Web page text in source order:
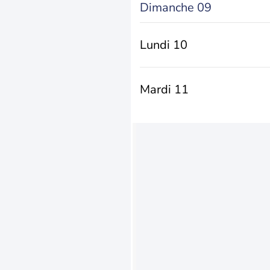
Dimanche 09
Lundi 10
Mardi 11